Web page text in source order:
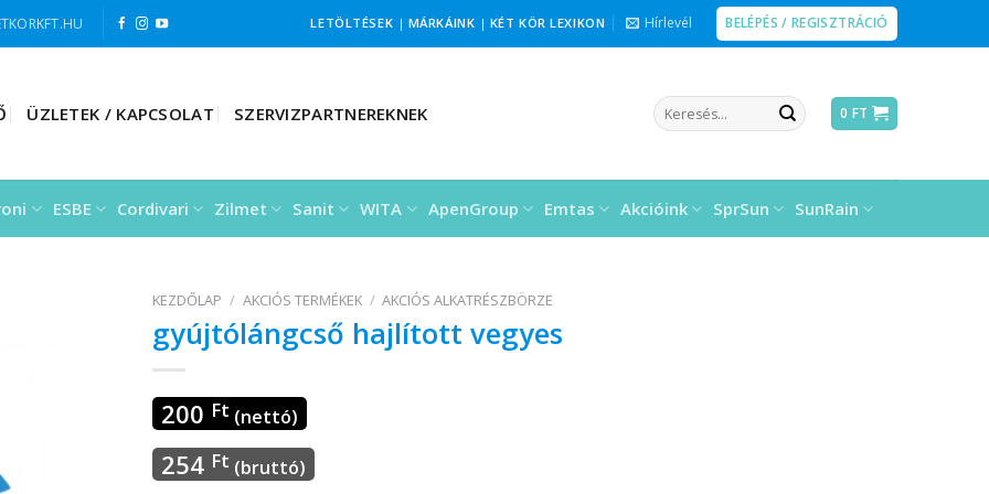
LETÖLTÉSEK | MÁRKÁINK | KÉT KÖR LEXIKON Hírlevél BELÉPÉS / REGISZTRÁCIÓ
ÜZLETEK / KAPCSOLAT SZERVIZPARTNEREKNEK
Keresés
a
0 FT
ESBE Cordivari Zilmet Sanit WITA ApenGroup Emtas Akcióink SprSun SunRain
KEZDŐLAP / AKCIÓS TERMÉKEK / AKCIÓS ALKATRÉSZBÖRZE
gyújtólángcső hajlított vegyes
200 Ft (nettó)
254 Ft (bruttó)